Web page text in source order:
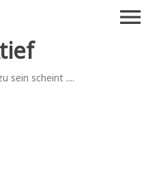
sein scheint ....
menu